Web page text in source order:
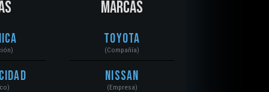
MARCAS
Toyota
(Compañía)
Nissan
(Empresa)